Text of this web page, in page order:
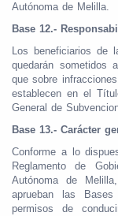
Autónoma de Melilla.
Base 12.-
Los beneficiarios de
quedarán sometidos
que sobre
establecen en el
General de
Base 13.- Carácter
Conforme a lo
Reglamento de
Autónoma de
aprueban las
permisos de